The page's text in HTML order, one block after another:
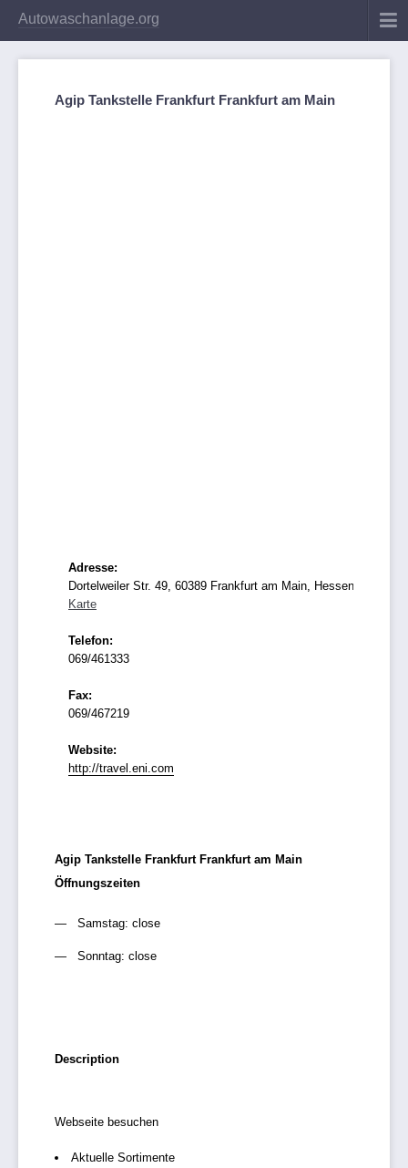
Autowaschanlage.org
Agip Tankstelle Frankfurt Frankfurt am Main
Adresse:
Dortelweiler Str. 49, 60389 Frankfurt am Main, Hessen
Karte
Telefon:
069/461333
Fax:
069/467219
Website:
http://travel.eni.com
Agip Tankstelle Frankfurt Frankfurt am Main
Öffnungszeiten
Samstag: close
Sonntag: close
Description
Webseite besuchen
Aktuelle Sortimente